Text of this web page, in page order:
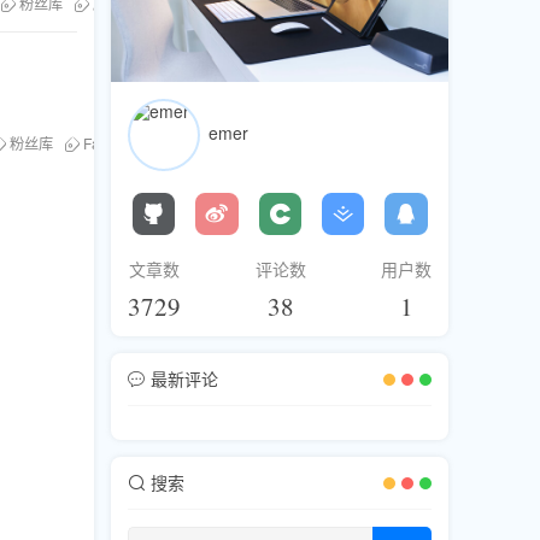
粉丝库 Facebook热门帖子 emer
文章数
3729
评论数
38
用户数
1
最新评论
搜索